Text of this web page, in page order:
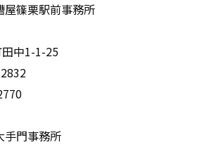
屋篠栗駅前事務所
中1-1-25
手門事務所